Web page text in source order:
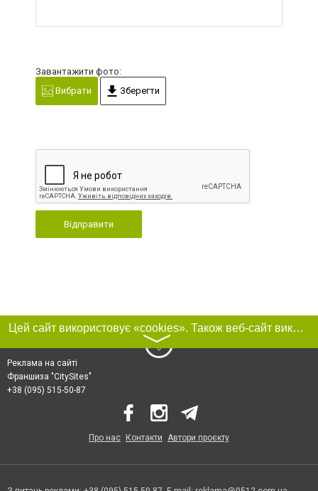
Завантажити фото:
Вибрати
Зберегти
Відправити
Цей сайт використовує «cookies». Також веб-сайт використовує інтернет-сервіс для збору технічних даних стосовно відвідувачів з метою отримання маркетингової та статистичної інформації. Умови обробки даних відвідувачів сайту див.
〉
Реклама на сайті
Франшиза "CitySites"
+38 (095) 515-50-87
Про нас Контакти Автори проєкту